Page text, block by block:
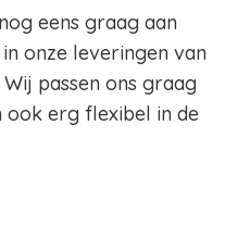
eens graag aan
onze leveringen van
passen ons graag
ook erg flexibel in de